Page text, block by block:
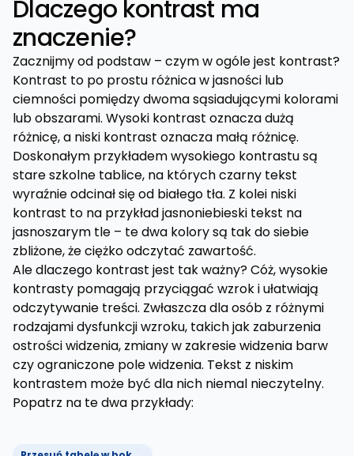
Dlaczego kontrast ma
znaczenie?
Zacznijmy od podstaw – czym w ogóle jest kontrast?
Kontrast to po prostu różnica w jasności lub
ciemności pomiędzy dwoma sąsiadującymi kolorami
lub obszarami. Wysoki kontrast oznacza dużą
różnicę, a niski kontrast oznacza małą różnicę.
Doskonałym przykładem wysokiego kontrastu są
stare szkolne tablice, na których czarny tekst
wyraźnie odcinał się od białego tła. Z kolei niski
kontrast to na przykład jasnoniebieski tekst na
jasnoszarym tle – te dwa kolory są tak do siebie
zbliżone, że ciężko odczytać zawartość.
Ale dlaczego kontrast jest tak ważny? Cóż, wysokie
kontrasty pomagają przyciągać wzrok i ułatwiają
odczytywanie treści. Zwłaszcza dla osób z różnymi
rodzajami dysfunkcji wzroku, takich jak zaburzenia
ostrości widzenia, zmiany w zakresie widzenia barw
czy ograniczone pole widzenia. Tekst z niskim
kontrastem może być dla nich niemal nieczytelny.
Popatrz na te dwa przykłady: